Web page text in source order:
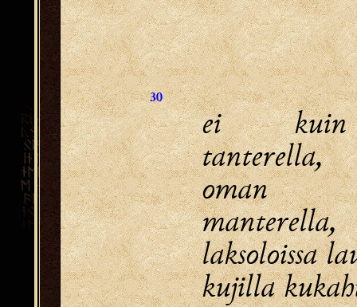
30
ei kuin
tanterella,
oman
manterella,
laksoloissa
kujilla